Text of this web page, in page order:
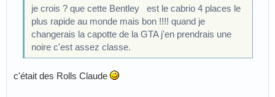
je crois ? que cette Bentley est le cabrio 4 places le
plus rapide au monde mais bon !!!! quand je
changerais la capotte de la GTA j'en prendrais une
noire c'est assez classe.
c'était des Rolls Claude